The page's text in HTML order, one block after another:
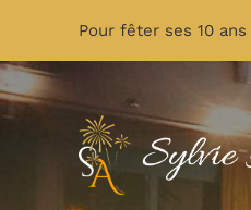
contenu
Pour fêter ses 10 ans